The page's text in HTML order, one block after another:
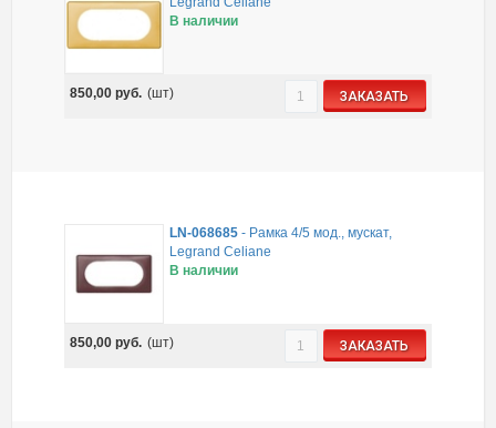
В наличии
850,00руб. (шт) ЗАКАЗАТЬ
LN-068685 - Рамка 4/5 мод., мускат,
Legrand Celiane
В наличии
850,00руб. (шт) ЗАКАЗАТЬ